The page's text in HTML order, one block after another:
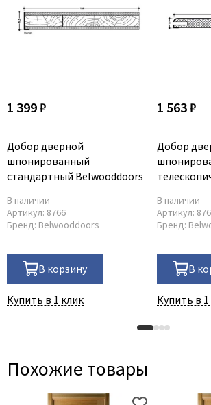
1 399 ₽
Добор дверной
шпонированный
стандартный Belwooddoors
В наличии
Артикул: 8766
Бренд: Belwooddoors
В корзину
Купить в 1 клик
1 563 ₽
Добор
В наличии
Артикул:
Бренд:
В
Купить в 1
Похожие товары